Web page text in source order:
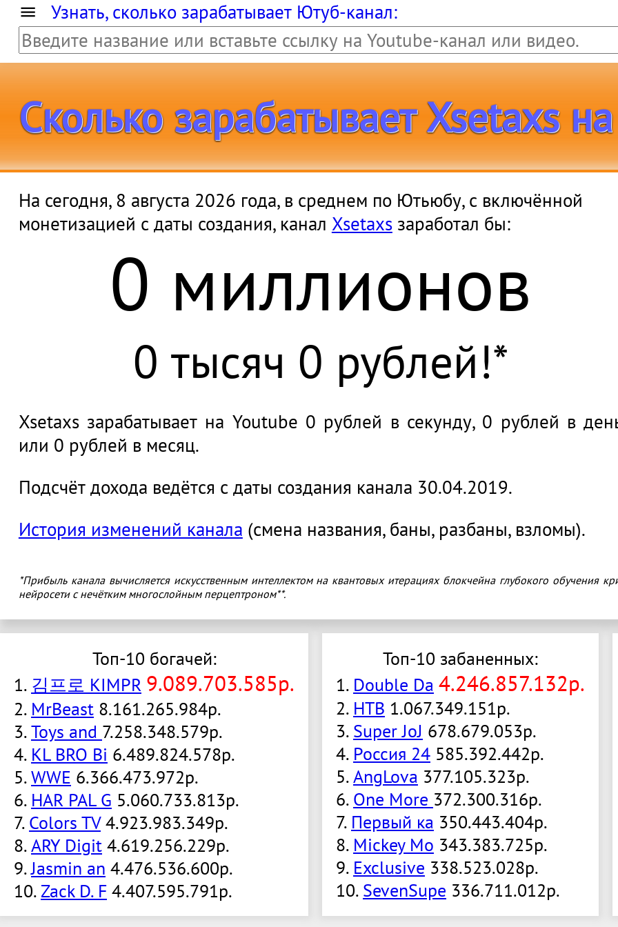
Узнать, сколько зарабатывает Ютуб-канал:
Сколько зарабатывает Xsetaxs
На сегодня, 8 августа 2026 года, в среднем по Ютьюбу, с включённой
монетизацией с даты создания, канал Xsetaxsзаработал бы:
0 миллионов
0 тысяч 0 рублей!*
Xsetaxs зарабатывает на Youtube 0 рублей в секунду, 0 рублей в
или 0 рублей в месяц.
Подсчёт дохода ведётся с даты создания канала 30.04.2019.
История изменений канала (смена названия, баны, разбаны, взломы).
*Прибыль канала вычисляется искусственным интеллектом на квантовых итерациях блокчейна глубокого обучения
нейросети с нечётким многослойным перцептроном**.
Топ-10 богачей:
1. 김프로 KIMPR 9.089.703.585р.
2. MrBeast 8.161.265.984р.
3.Toys and 7.258.348.579р.
4. KL BRO Bi 6.489.824.578р.
5.WWE 6.366.473.972р.
6. HAR PAL G 5.060.733.813р.
7. Colors TV 4.923.983.349р.
8.ARY Digit 4.619.256.229р.
9.Jasmin an 4.476.536.600р.
10. Zack D. F 4.407.595.791р.
Топ-10 забаненных:
1. Double Da 4.246.857.132р.
2. НТВ 1.067.349.151р.
3. Super JoJ 678.679.053р.
4. Россия 24 585.392.442р.
5.AngLova 377.105.323р.
6. One More 372.300.316р.
7. Первый ка 350.443.404р.
8. Mickey Mo 343.383.725р.
9. Exclusive 338.523.028р.
10. SevenSupe 336.711.012р.